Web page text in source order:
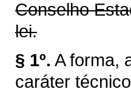
Conselho
lei.
§ 1º. A forma,
caráter